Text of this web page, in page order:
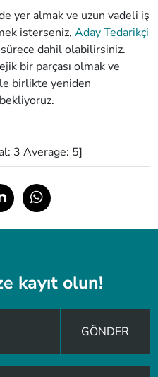
yer almak ve uzun vadeli iş
isterseniz, Aday Tedarikçi
dahil olabilirsiniz.
bir parçası olmak ve
birlikte yeniden
3 Average: 5]
kayıt olun!
GÖNDER